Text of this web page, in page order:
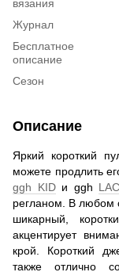
вязания
Журнал
Бесплатное
описание
Сезон
Описание
Яркий короткий
можете продлить
ggh KIDи ggh
регланом. В любом
шикарный,
акцентирует
крой. Короткий
также отлично